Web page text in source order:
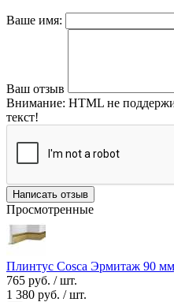
Ваше имя:
Ваш отзыв
Внимание: HTML не
текст!
Написать отзыв
Просмотренные
Плинтус Cosca Эрмитаж 90
765 руб. / шт.
1 380 руб. / шт.